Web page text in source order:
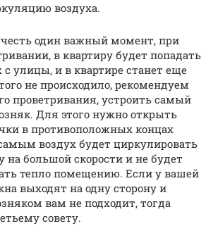
воздуха.
один важный момент, при
в квартиру будет попадать
с улицы, и в квартире станет еще
не происходило, рекомендуем
проветривания, устроить самый
Для этого нужно открыть
в противоположных концах
воздух будет циркулировать
на большой скорости и не будет
тепло помещению. Если у вашей
выходят на одну сторону и
вам не подходит, тогда
совету.